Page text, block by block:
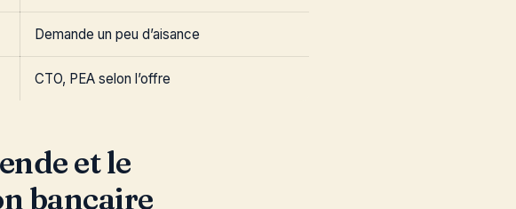
Demande un peu d’aisance
CTO, PEA selon l’offre
et le
bancaire